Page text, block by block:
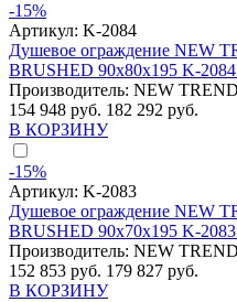
-15%
Артикул: K-2084
Душевое ограждение NEW
BRUSHED 90x80x195 K-
Производитель: NEW
154 948 руб. 182 292 руб.
В КОРЗИНУ
-15%
Артикул: K-2083
Душевое ограждение NEW
BRUSHED 90x70x195 K-
Производитель: NEW
152 853 руб. 179 827 руб.
В КОРЗИНУ